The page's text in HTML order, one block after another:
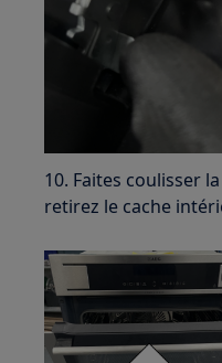
10. Faites coulisser
retirez le cache